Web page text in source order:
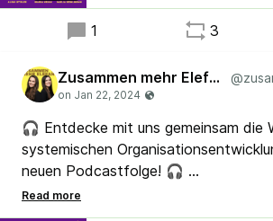
#Podcast #Lean #Agile #Leadership
1 3
Zusammen mehr Elefant
🎧 Entdecke mit uns gemeinsam die
systemischen
neuen Podcastfolge! 🎧
Erfahre, warum wir uns unsere
zusammenbasteln und wie wir